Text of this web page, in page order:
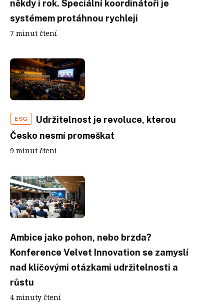
někdy i rok. Speciální koordinátoři je
systémem protáhnou rychleji
7 minut čtení
ESG
Udržitelnost je revoluce, kterou
Česko nesmí promeškat
9 minut čtení
Ambice jako pohon, nebo brzda?
Konference Velvet Innovation se zamyslí
nad klíčovými otázkami udržitelnosti a
růstu
4 minuty čtení